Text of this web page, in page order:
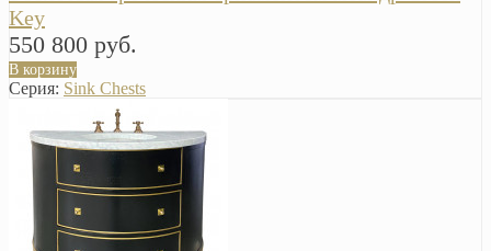
Key
550 800 руб.
В корзину
Серия: Sink Chests